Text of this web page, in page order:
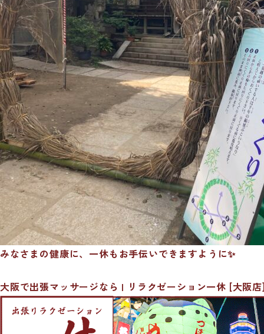
みなさまの健康に、一休もお手伝いできますように✨
大阪で出張マッサージなら | リラクゼーション一休 [大阪